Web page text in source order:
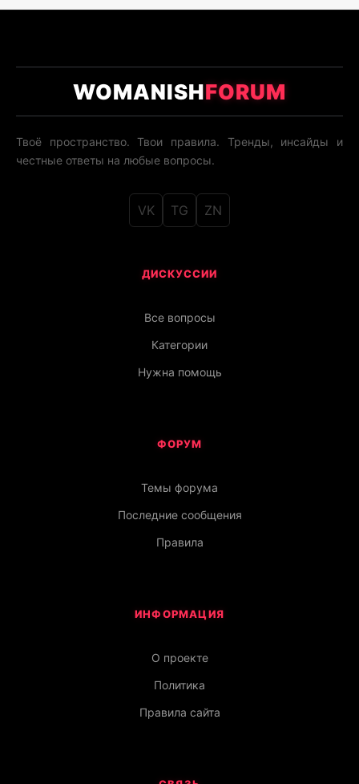
WOMANISHFORUM
Твоё пространство. Твои правила. Тренды, инсайды и
честные ответы на любые вопросы.
VK TG ZN
ДИСКУССИИ
Все вопросы
Категории
Нужна помощь
ФОРУМ
Темы форума
Последние сообщения
Правила
ИНФОРМАЦИЯ
О проекте
Политика
Правила сайта